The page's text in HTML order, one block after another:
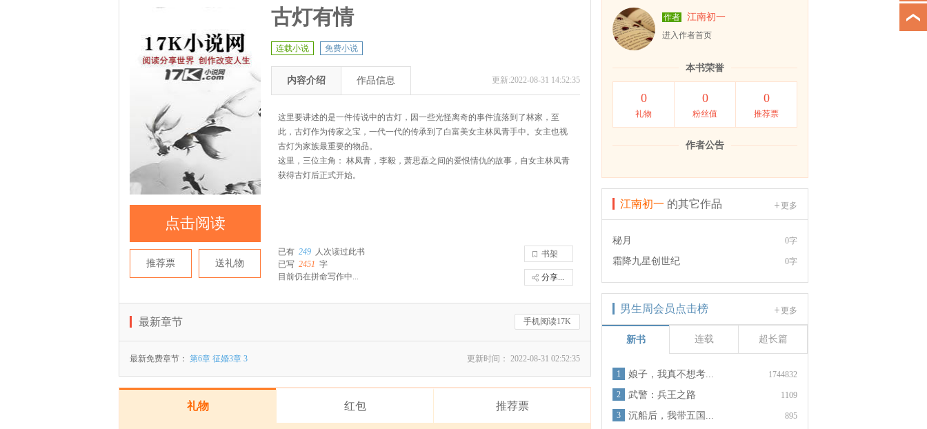
点击阅读
推荐票 送礼物
古灯有情
连载小说 免费小说
更新:2022-08-31 14:52:35
内容介绍 作品信息
这里要讲述的是一件传说中的古灯，因一些光怪离奇的事件流落到了林家，至
此，古灯作为传家之宝，一代一代的传承到了白富美女主林凤青手中。女主也视
古灯为家族最重要的物品。
这里，三位主角： 林凤青，李毅，萧思磊之间的爱恨情仇的故事，自女主林凤青
获得古灯后正式开始。
书架
分享...
已有 249 人次读过此书
已写 2451 字
目前仍在拼命写作中...
手机阅读17K
最新章节
更新时间： 2022-08-31 02:52:35
最新免费章节： 第6章 征婚3章 3
礼物 红包 推荐票
作者 江南初一
进入作者首页
本书荣誉
0
礼物
0
粉丝值
0
推荐票
作者公告
更多
江南初一 的其它作品
0字
秘月
0字
霜降九星创世纪
更多
男生周会员点击榜
新书 连载 超长篇
1744832
1 娘子，我真不想考...
1109
2 武警：兵王之路
895
3 沉船后，我带五国...